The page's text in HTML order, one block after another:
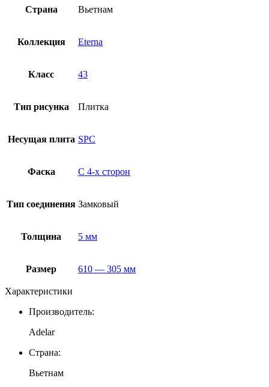
Страна Вьетнам
Коллекция Eterna
Класс 43
Тип рисунка Плитка
Несущая плита SPC
Фаска С 4-x сторон
Тип соединения Замковый
Толщина 5 мм
Размер 610 — 305 мм
Характеристики
Производитель:
Adelar
Страна:
Вьетнам